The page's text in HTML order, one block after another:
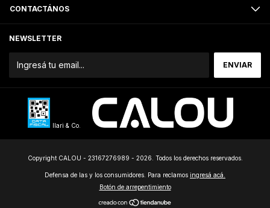
CONTACTÁNOS
NEWSLETTER
Ilari & Co.
Copyright CALOU - 23167276989 - 2026. Todos los derechos reservados.
Defensa de las y los consumidores. Para reclamos ingresá acá.
Botón de arrepentimiento